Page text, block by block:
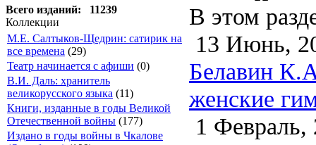
Всего изданий: 11239
Коллекции
М.Е. Салтыков-Щедрин: сатирик на
все времена (29)
Театр начинается с афиши (0)
В.И. Даль: хранитель
великорусского языка (11)
Книги, изданные в годы Великой
Отечественной войны (177)
Издано в годы войны в Чкалове
В этом
13 Июнь,
Белавин
женские
1 Февраль,